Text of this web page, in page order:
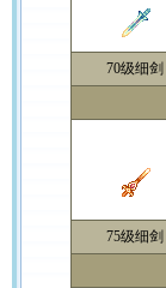
70级细剑
75级细剑